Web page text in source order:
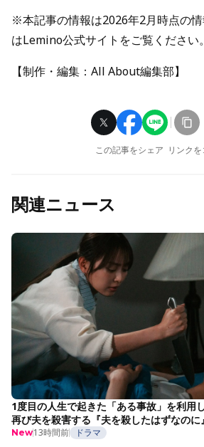
※本記事の情報は2026年2月時点の
はLemino公式サイトをご覧ください。
【制作・編集：All About編集部】
この記事をシェア リンク
関連ニュース
1度目の人生で起きた「ある事故」を利用
再び夫を殺害する『夫を殺したはずなのに
New13時間前 ドラマ